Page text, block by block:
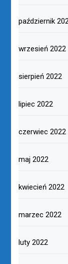
październik
wrzesień 2022
sierpień 2022
lipiec 2022
czerwiec 2022
maj 2022
kwiecień 2022
marzec 2022
luty 2022